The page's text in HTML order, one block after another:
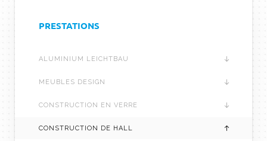
PRESTATIONS
ALUMINIUM LEICHTBAU
MEUBLES DESIGN
CONSTRUCTION EN VERRE
CONSTRUCTION DE HALL